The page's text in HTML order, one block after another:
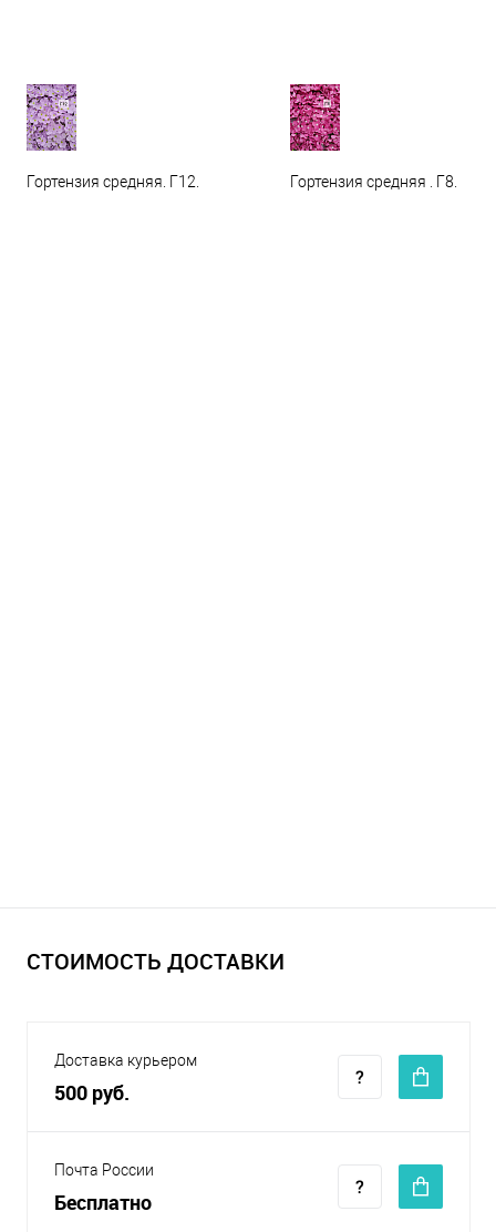
Гортензия средняя. Г12. Гортензия средняя . Г8.
СТОИМОСТЬ ДОСТАВКИ
Доставка курьером
500 руб.
Почта России
Бесплатно